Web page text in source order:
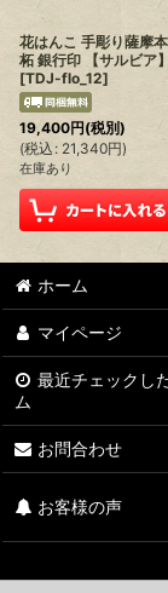
花はんこ 手彫り薩摩本
柘 銀行印 【サルビア】
[TDJ-flo_12]
19,400円(税別)
(税込 : 21,340円)
在庫あり
ホーム
マイページ
最近チェックし
ム
お問合わせ
お客様の声